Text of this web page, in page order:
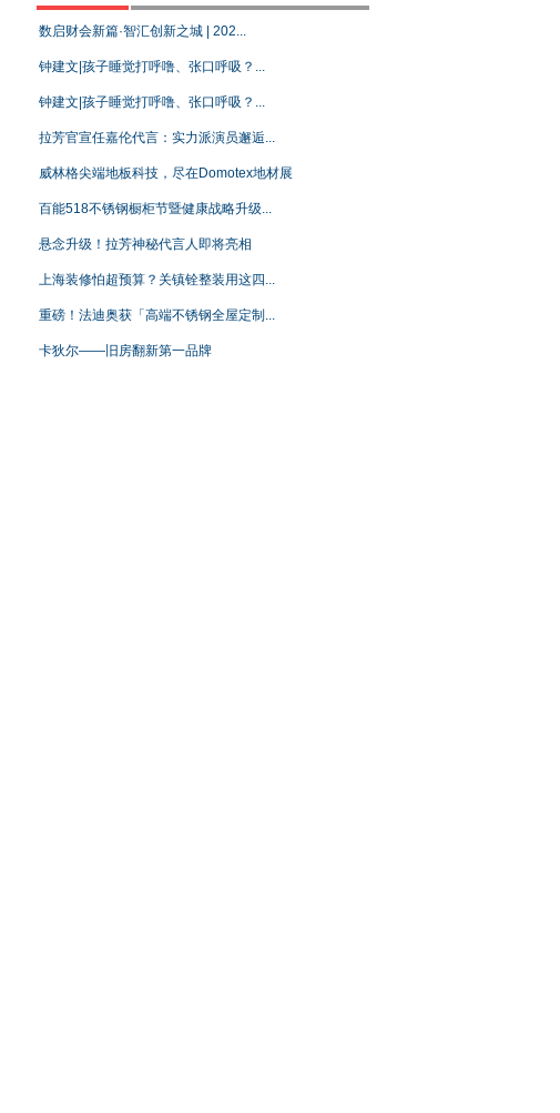
数启财会新篇·智汇创新之城 | 202...
钟建文|孩子睡觉打呼噜、张口呼吸？...
钟建文|孩子睡觉打呼噜、张口呼吸？...
拉芳官宣任嘉伦代言：实力派演员邂逅...
威林格尖端地板科技，尽在Domotex地材展
百能518不锈钢橱柜节暨健康战略升级...
悬念升级！拉芳神秘代言人即将亮相
上海装修怕超预算？关镇铨整装用这四...
重磅！法迪奥获「高端不锈钢全屋定制...
卡狄尔——旧房翻新第一品牌